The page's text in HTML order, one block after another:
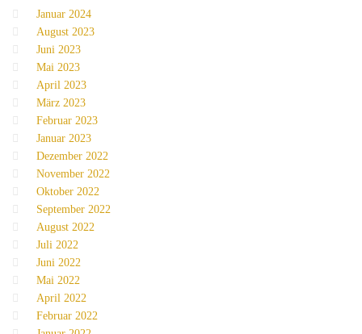
Januar 2024
August 2023
Juni 2023
Mai 2023
April 2023
März 2023
Februar 2023
Januar 2023
Dezember 2022
November 2022
Oktober 2022
September 2022
August 2022
Juli 2022
Juni 2022
Mai 2022
April 2022
Februar 2022